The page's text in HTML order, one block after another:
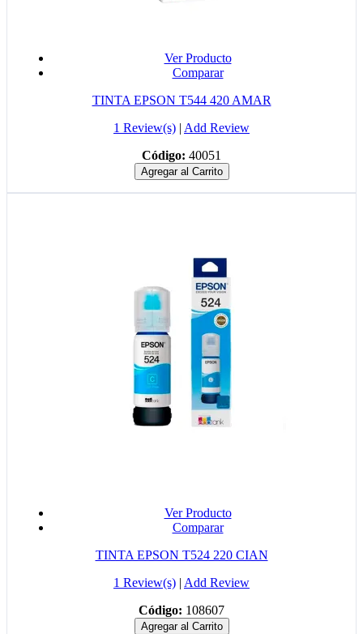
Ver Producto
Comparar
TINTA EPSON T544 420 AMAR
1 Review(s) | Add Review
Código: 40051
Agregar al Carrito
Ver Producto
Comparar
TINTA EPSON T524 220 CIAN
1 Review(s) | Add Review
Código: 108607
Agregar al Carrito